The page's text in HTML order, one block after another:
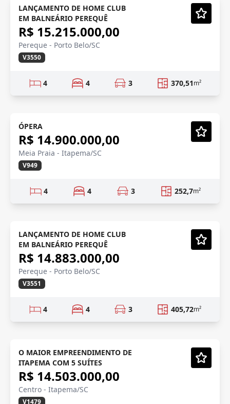
FRENTE MAR
Vídeo
Em Construção
LANÇAMENTO DE HOME CLUB
EM BALNEÁRIO PEREQUÊ
R$ 15.215.000,00
Pereque - Porto Belo/SC
V3550
4 4 3 370,51m²
FRENTE MAR
Vídeo
Em Construção
ÓPERA
R$ 14.900.000,00
Meia Praia - Itapema/SC
V949
4 4 3 252,7m²
FRENTE MAR
Vídeo
Em Construção
LANÇAMENTO DE HOME CLUB
EM BALNEÁRIO PEREQUÊ
R$ 14.883.000,00
Pereque - Porto Belo/SC
V3551
4 4 3 405,72m²
PRÉ LANÇAMENTO
Vídeo
Em Construção
O MAIOR EMPREENDIMENTO DE
ITAPEMA COM 5 SUÍTES
R$ 14.503.000,00
Centro - Itapema/SC
V1479